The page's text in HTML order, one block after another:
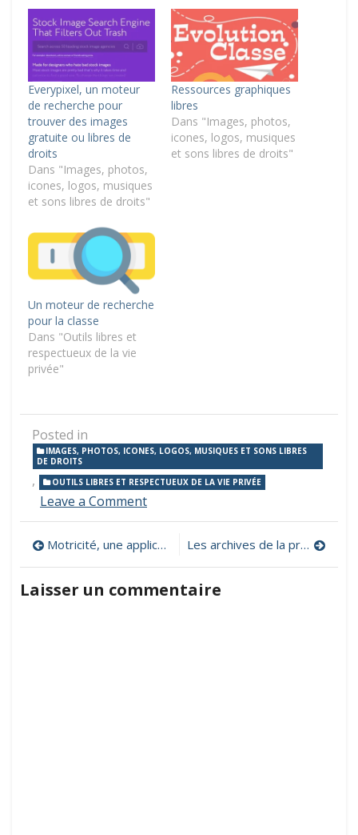
Everypixel, un moteur
de recherche pour
trouver des images
gratuite ou libres de
droits
Dans "Images, photos,
icones, logos, musiques
et sons libres de droits"
Ressources graphiques
libres
Dans "Images, photos,
icones, logos, musiques
et sons libres de droits"
Un moteur de recherche
pour la classe
Dans "Outils libres et
respectueux de la vie
privée"
Posted in
IMAGES, PHOTOS, ICONES, LOGOS, MUSIQUES ET SONS LIBRES
DE DROITS
, OUTILS LIBRES ET RESPECTUEUX DE LA VIE PRIVÉE
Leave a Commenton
de
ressources
iconographiques
libres
Navigation
de
l’article
Motricité, une application pour créer et vivre des parcours en maternelle Les archives de la presse française en ligne
Laisser un commentaire